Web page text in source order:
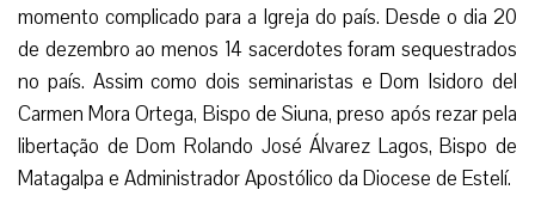
momento complicado para a Igreja do país. Desde o dia 20
de dezembro ao menos 14 sacerdotes foram sequestrados
no país. Assim como dois seminaristas e Dom Isidoro del
Carmen Mora Ortega, Bispo de Siuna, preso após rezar pela
libertação de Dom Rolando José Álvarez Lagos, Bispo de
Matagalpa e Administrador Apostólico da Diocese de Estelí.